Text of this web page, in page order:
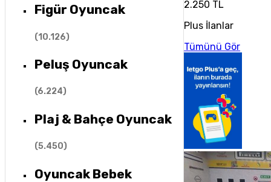
Figür Oyuncak
(10.126)
Peluş Oyuncak
(6.224)
Plaj & Bahçe Oyuncak
(5.450)
Oyuncak Bebek
2.250 TL
Plus İlanlar
Tümünü Gör